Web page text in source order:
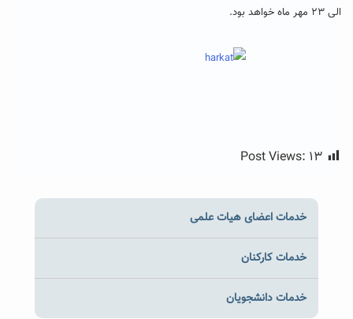
الی ۲۳ مهر ماه خواهد بود.
Post Views: ۱۳
خدمات اعضای هیات علمی
خدمات کارکنان
خدمات دانشجویان